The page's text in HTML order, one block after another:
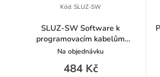
SLUZ-SW Software k
programovacím kabelům
radiostanic Hytera
Na objednávku
484 Kč
Kód:SLUZ-SW